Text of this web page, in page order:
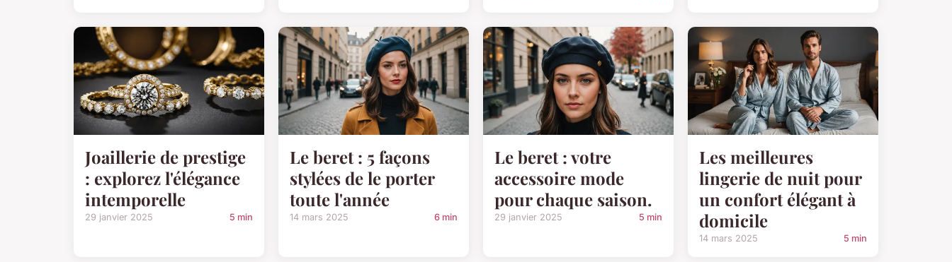
Joaillerie de prestige
: explorez l'élégance
intemporelle
29 janvier 2025 5 min
Le beret : 5 façons
stylées de le porter
toute l'année
14 mars 2025 6 min
Le beret : votre
accessoire mode
pour chaque saison.
29 janvier 2025 5 min
Les meilleures
lingerie de nuit pour
un confort élégant à
domicile
14 mars 2025 5 min